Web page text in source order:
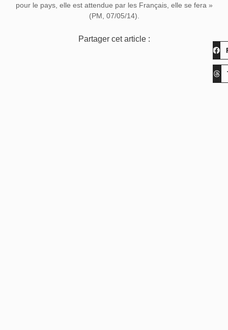
pour le pays, elle est attendue par les Français, elle se fera »
(PM, 07/05/14).
Partager cet article :